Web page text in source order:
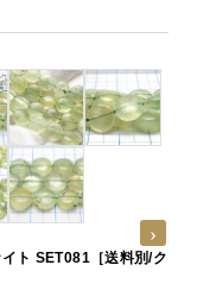
ト SET081［送料別/ク